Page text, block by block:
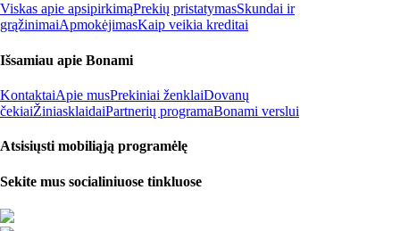
Viskas apie apsipirkimąPrekių pristatymasSkundai ir
grąžinimaiApmokėjimasKaip veikia kreditai
Išsamiau apie Bonami
KontaktaiApie musPrekiniai ženklaiDovanų
čekiaiŽiniasklaidaiPartnerių programaBonami verslui
Atsisiųsti mobiliąją programėlę
Sekite mus socialiniuose tinkluose